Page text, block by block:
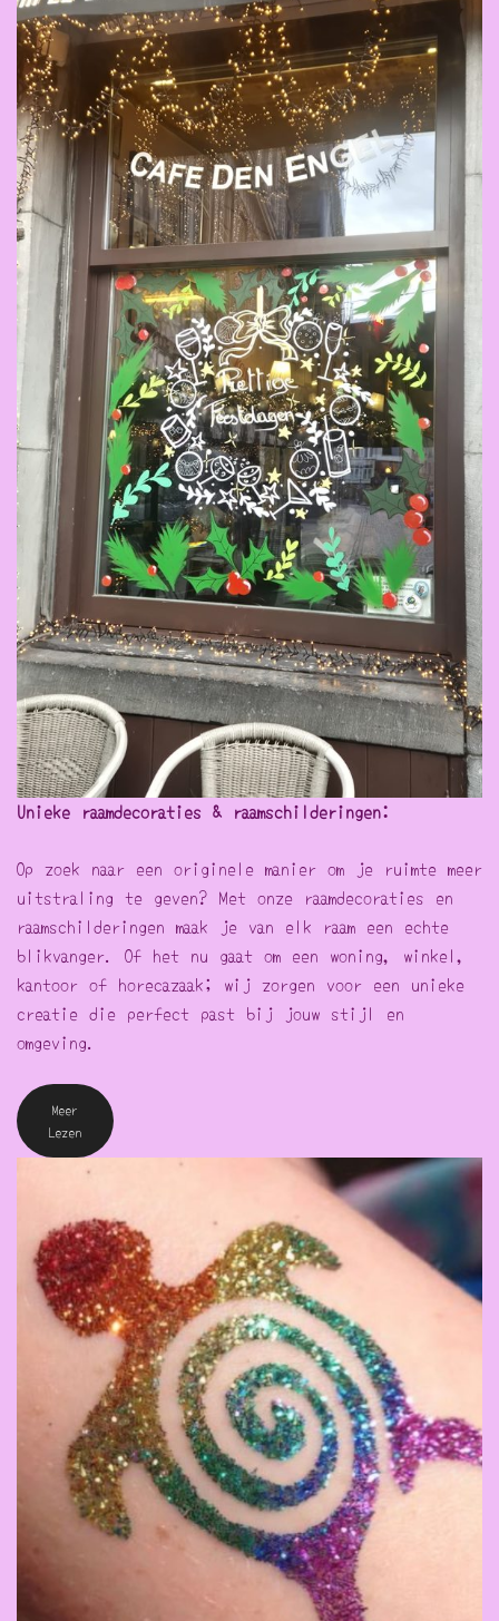
Unieke raamdecoraties & raamschilderingen:
Op zoek naar een originele manier om je ruimte meer
uitstraling te geven? Met onze raamdecoraties en
raamschilderingen maak je van elk raam een echte
blikvanger. Of het nu gaat om een woning, winkel,
kantoor of horecazaak; wij zorgen voor een unieke
creatie die perfect past bij jouw stijl en
omgeving.
Meer
Lezen